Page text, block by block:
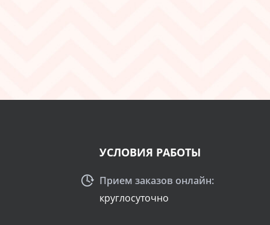
УСЛОВИЯ РАБОТЫ
Прием заказов онлайн:
круглосуточно